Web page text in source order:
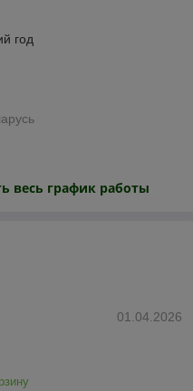
год
весь график работы
01.04.2026